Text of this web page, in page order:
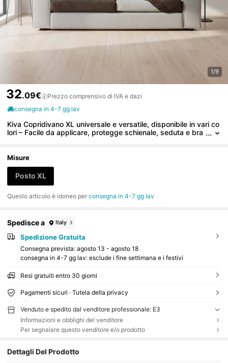
1/9
32.09€
Prezzo comprensivo di IVA e dazi
consegna in 4-7 gg lav
Kiva Copridivano XL universale e versatile, disponibile in vari co
lori – Facile da applicare, protegge schienale, seduta e bra
Misure
Posto XL
Questo articolo è idoneo perconsegna in 4-7 gg lav
Spedisce a Italy
Spedizione Gratuita
Consegna prevista: agosto 13 - agosto 18
consegna in 4-7 gg lav: esclude i fine settimana e i festivi
Resi gratuiti entro 30 giorni
Pagamenti sicuri · Tutela della privacy
Venduto e spedito dal venditore professionale: E3
Informazioni e obblighi del venditore
Per segnalare questo venditore e/o prodotto
Dettagli Del Prodotto